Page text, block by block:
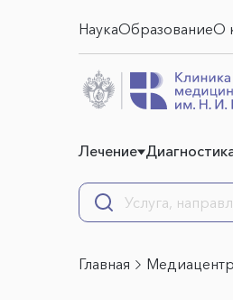
НаукаОбразованиеО
Лечение
Главная Медиацентр